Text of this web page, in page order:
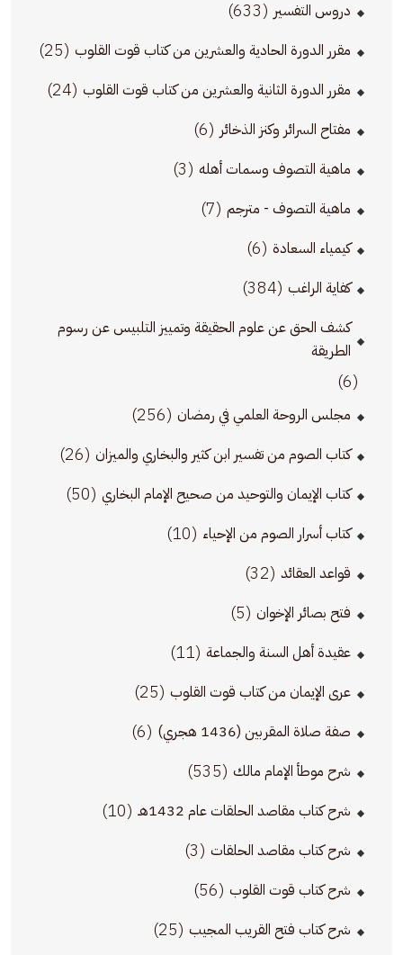
دروس التفسير (633)
مقرر الدورة الحادية والعشرين من كتاب قوت القلوب (25)
مقرر الدورة الثانية والعشرين من كتاب قوت القلوب (24)
مفتاح السرائر وكنز الذخائر (6)
ماهية التصوف وسمات أهله (3)
ماهية التصوف - مترجم (7)
كيمياء السعادة (6)
كفاية الراغب (384)
كشف الحق عن علوم الحقيقة وتمييز التلبيس عن رسوم
الطريقة
(6)
مجلس الروحة العلمي في رمضان (256)
كتاب الصوم من تفسير ابن كثير والبخاري والميزان (26)
كتاب الإيمان والتوحيد من صحيح الإمام البخاري (50)
كتاب أسرار الصوم من الإحياء (10)
قواعد العقائد (32)
فتح بصائر الإخوان (5)
عقيدة أهل السنة والجماعة (11)
عرى الإيمان من كتاب قوت القلوب (25)
صفة صلاة المقربين (1436 هجري) (6)
شرح موطأ الإمام مالك (535)
شرح كتاب مقاصد الحلقات عام 1432هـ (10)
شرح كتاب مقاصد الحلقات (3)
شرح كتاب قوت القلوب (56)
شرح كتاب فتح القريب المجيب (25)